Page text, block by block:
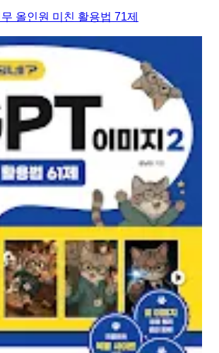
올인원 미친 활용법 71제